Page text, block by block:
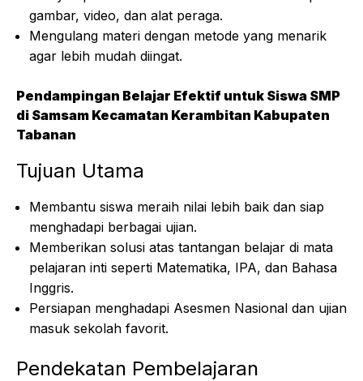
gambar, video, dan alat peraga.
Mengulang materi dengan metode yang menarik
agar lebih mudah diingat.
Pendampingan Belajar Efektif untuk Siswa SMP
di Samsam Kecamatan Kerambitan Kabupaten
Tabanan
Tujuan Utama
Membantu siswa meraih nilai lebih baik dan siap
menghadapi berbagai ujian.
Memberikan solusi atas tantangan belajar di mata
pelajaran inti seperti Matematika, IPA, dan Bahasa
Inggris.
Persiapan menghadapi Asesmen Nasional dan ujian
masuk sekolah favorit.
Pendekatan Pembelajaran